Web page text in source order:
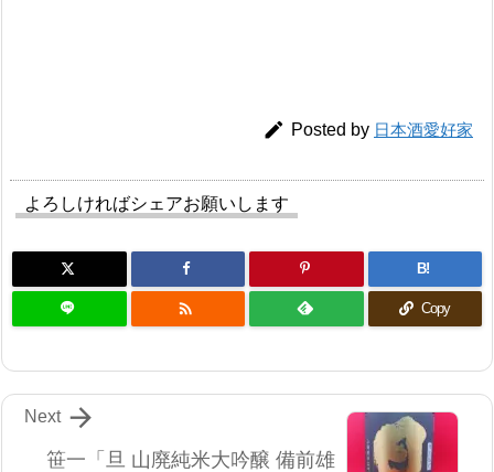
 Posted by 日本酒愛好家
よろしければシェアお願いします
B!
 Copy
笹一「旦 山廃純米大吟醸 備前雄

Next